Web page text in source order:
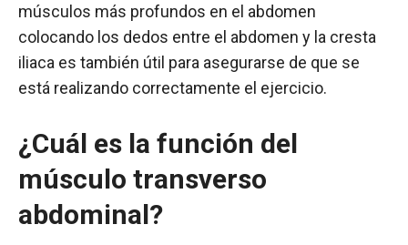
músculos más profundos en el abdomen
colocando los dedos entre el abdomen y la cresta
iliaca es también útil para asegurarse de que se
está realizando correctamente el ejercicio.
¿Cuál es la función del
músculo transverso
abdominal?